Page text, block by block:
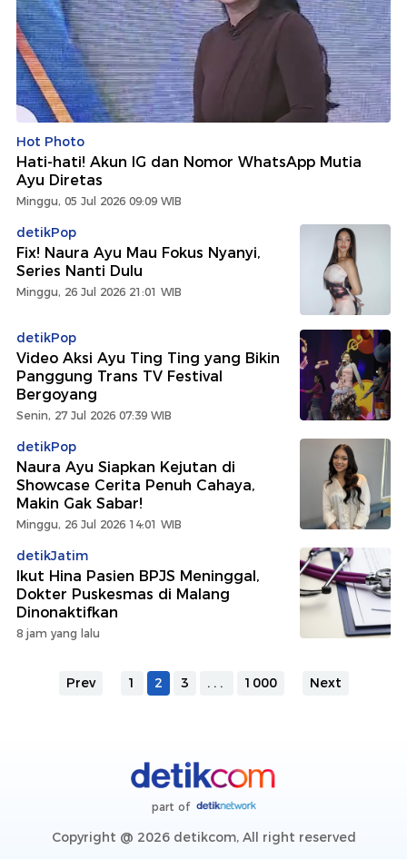
Hot Photo
Hati-hati! Akun IG dan Nomor WhatsApp Mutia
Ayu Diretas
Minggu, 05 Jul 2026 09:09 WIB
detikPop
Fix! Naura Ayu Mau Fokus Nyanyi,
Series Nanti Dulu
Minggu, 26 Jul 2026 21:01 WIB
detikPop
Video Aksi Ayu Ting Ting yang Bikin
Panggung Trans TV Festival
Bergoyang
Senin, 27 Jul 2026 07:39 WIB
detikPop
Naura Ayu Siapkan Kejutan di
Showcase Cerita Penuh Cahaya,
Makin Gak Sabar!
Minggu, 26 Jul 2026 14:01 WIB
detikJatim
Ikut Hina Pasien BPJS Meninggal,
Dokter Puskesmas di Malang
Dinonaktifkan
8 jam yang lalu
Prev 1 2 3 ... 1000 Next
part of
Copyright @ 2026 detikcom, All right reserved